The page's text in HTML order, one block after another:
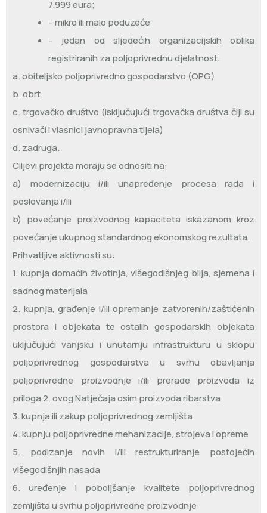
7.999 eura;
– mikro ili malo poduzeće
– jedan od sljedećih organizacijskih oblika
registriranih za poljoprivrednu djelatnost:
a. obiteljsko poljoprivredno gospodarstvo (OPG)
b. obrt
c. trgovačko društvo (isključujući trgovačka društva čiji su
osnivači i vlasnici javnopravna tijela)
d. zadruga.
Ciljevi projekta moraju se odnositi na:
a) modernizaciju i/ili unapređenje procesa rada i
poslovanja i/ili
b) povećanje proizvodnog kapaciteta iskazanom kroz
povećanje ukupnog standardnog ekonomskog rezultata.
Prihvatljive aktivnosti su:
1. kupnja domaćih životinja, višegodišnjeg bilja, sjemena i
sadnog materijala
2. kupnja, građenje i/ili opremanje zatvorenih/zaštićenih
prostora i objekata te ostalih gospodarskih objekata
uključujući vanjsku i unutarnju infrastrukturu u sklopu
poljoprivrednog gospodarstva u svrhu obavljanja
poljoprivredne proizvodnje i/ili prerade proizvoda iz
priloga 2. ovog Natječaja osim proizvoda ribarstva
3. kupnja ili zakup poljoprivrednog zemljišta
4. kupnju poljoprivredne mehanizacije, strojeva i opreme
5. podizanje novih i/ili restrukturiranje postojećih
višegodišnjih nasada
6. uređenje i poboljšanje kvalitete poljoprivrednog
zemljišta u svrhu poljoprivredne proizvodnje